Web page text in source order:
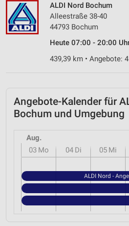
ALDI Nord Bochum
Alleestraße 38-40
44793 Bochum
Heute 07:00 - 20:00
439,39 km • Angebote:
Angebote-Kalender für
Bochum und Umgebung
Aug.
03 Mo 04 Di 05 Mi
ALDI Nord -
Verwendung genauer Standortdaten
Geräte anhand von aktiv
Informationen identifizieren
Nicht-IAB-Verarbeitungszwecke:
Funktional